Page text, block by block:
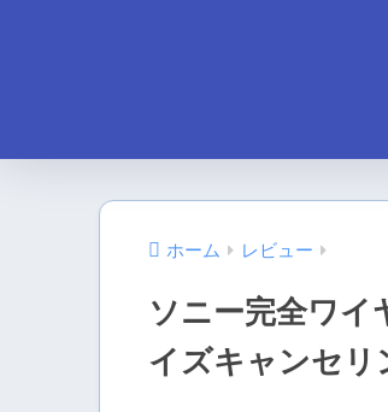
ホーム レビュー
ソニー完全ワイ
イズキャンセリ